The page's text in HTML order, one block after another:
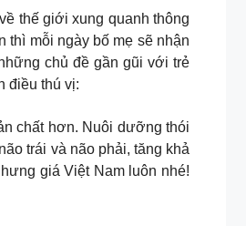
thế giới xung quanh thông
thì mỗi ngày bố mẹ sẽ nhận
chủ đề gần gũi với trẻ
điều thú vị:
chất hơn. Nuôi dưỡng thói
trái và não phải, tăng khả
giá Việt Nam luôn nhé!